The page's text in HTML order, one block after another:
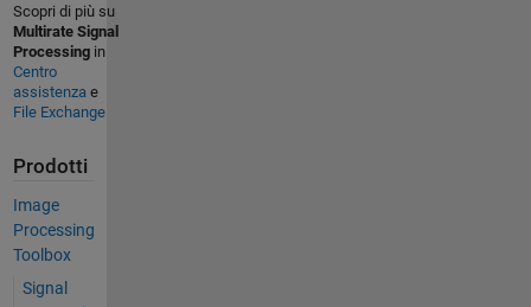
Scopri di più su
Multirate Signal
Processingin
Centro
assistenza e
File Exchange
Prodotti
Image
Processing
Toolbox
Signal